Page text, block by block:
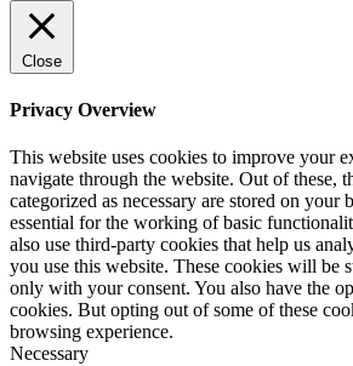
Close
Privacy Overview
This website uses cookies to improve your
navigate through the website. Out of these,
categorized as necessary are stored on your
essential for the working of basic
also use third-party cookies that help us
you use this website. These cookies will be
only with your consent. You also have the
cookies. But opting out of some of these
browsing experience.
Necessary